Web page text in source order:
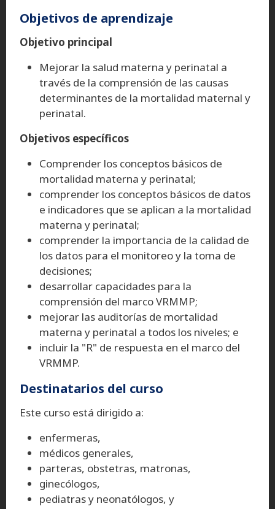
Objetivos de aprendizaje
Objetivo principal
Mejorar la salud materna y perinatal a
través de la comprensión de las causas
determinantes de la mortalidad maternal y
perinatal.
Objetivos específicos
Comprender los conceptos básicos de
mortalidad materna y perinatal;
comprender los conceptos básicos de datos
e indicadores que se aplican a la mortalidad
materna y perinatal;
comprender la importancia de la calidad de
los datos para el monitoreo y la toma de
decisiones;
desarrollar capacidades para la
comprensión del marco VRMMP;
mejorar las auditorías de mortalidad
materna y perinatal a todos los niveles; e
incluir la "R" de respuesta en el marco del
VRMMP.
Destinatarios del curso
Este curso está dirigido a:
enfermeras,
médicos generales,
parteras, obstetras, matronas,
ginecólogos,
pediatras y neonatólogos, y